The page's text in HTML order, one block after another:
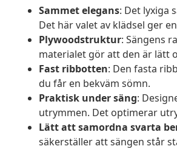
Sammet elegans: Det lyxiga
Det här valet av klädsel ger
Plywoodstruktur: Sängens
materialet gör att den är lätt
Fast ribbotten: Den fasta
du får en bekväm sömn.
Praktisk under säng:
utrymmen. Det optimerar
Lätt att samordna svarta
säkerställer att sängen står